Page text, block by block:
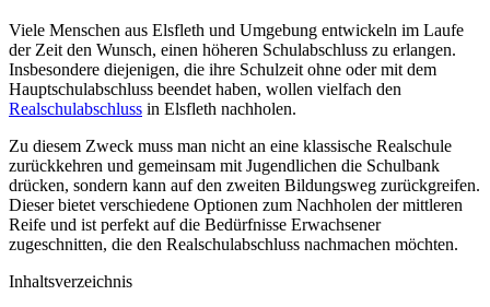
Viele Menschen aus Elsfleth und Umgebung entwickeln im Laufe
der Zeit den Wunsch, einen höheren Schulabschluss zu erlangen.
Insbesondere diejenigen, die ihre Schulzeit ohne oder mit dem
Hauptschulabschluss beendet haben, wollen vielfach den
Realschulabschluss in Elsfleth nachholen.
Zu diesem Zweck muss man nicht an eine klassische Realschule
zurückkehren und gemeinsam mit Jugendlichen die Schulbank
drücken, sondern kann auf den zweiten Bildungsweg zurückgreifen.
Dieser bietet verschiedene Optionen zum Nachholen der mittleren
Reife und ist perfekt auf die Bedürfnisse Erwachsener
zugeschnitten, die den Realschulabschluss nachmachen möchten.
Inhaltsverzeichnis